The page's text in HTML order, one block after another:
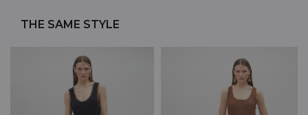
THE SAME STYLE